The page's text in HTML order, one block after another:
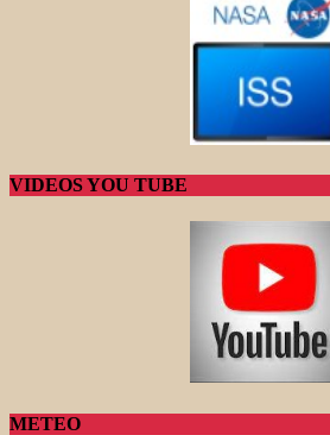
VIDEOS YOU TUBE
METEO